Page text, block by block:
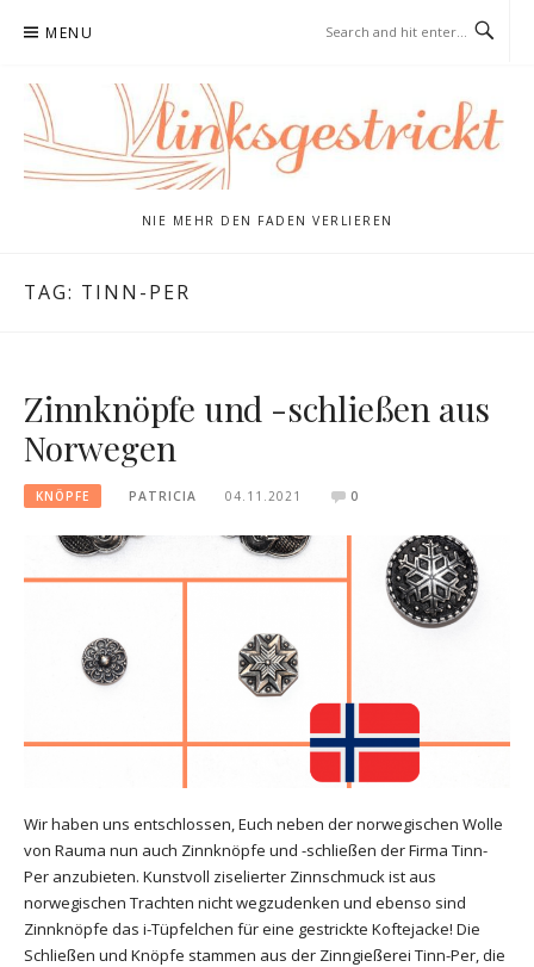
MENU
NIE MEHR DEN FADEN VERLIEREN
TAG: TINN-PER
Zinnknöpfe und -schließen aus
Norwegen
KNÖPFE PATRICIA 04.11.2021 0
Wir haben uns entschlossen, Euch neben der norwegischen Wolle
von Rauma nun auch Zinnknöpfe und -schließen der Firma Tinn-
Per anzubieten. Kunstvoll ziselierter Zinnschmuck ist aus
norwegischen Trachten nicht wegzudenken und ebenso sind
Zinnknöpfe das i-Tüpfelchen für eine gestrickte Koftejacke! Die
Schließen und Knöpfe stammen aus der Zinngießerei Tinn-Per, die